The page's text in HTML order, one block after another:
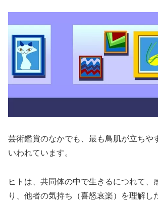
芸術鑑賞のなかでも、最も鳥肌が立ちや
いわれています。
ヒトは、共同体の中で生きるにつれて、
り、他者の気持ち（喜怒哀楽）を理解し